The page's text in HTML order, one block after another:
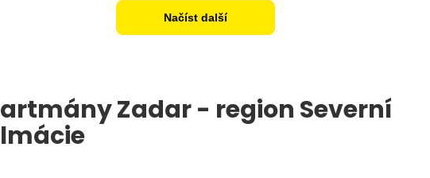
Načíst další
Zadar - region Severní